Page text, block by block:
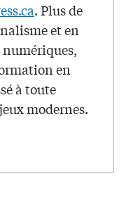
. Plus de
et en
en
à toute
modernes.